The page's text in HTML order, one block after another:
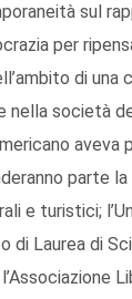
sul
per
di una
nella società
aveva
parte
e turistici;
di Laurea di